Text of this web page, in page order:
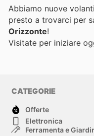
Abbiamo nuove
presto a trovarci per
Orizzonte!
Visitate per iniziare
CATEGORIE
Offerte
Elettronica
Ferramenta e